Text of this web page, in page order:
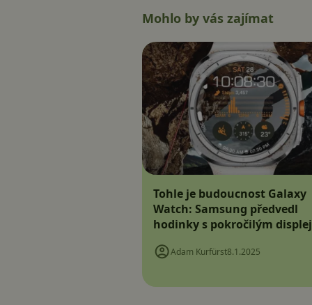
Mohlo by vás zajímat
Tohle je budoucnost Galaxy
Watch: Samsung předvedl
hodinky s pokročilým
Adam Kurfürst8.1.2025